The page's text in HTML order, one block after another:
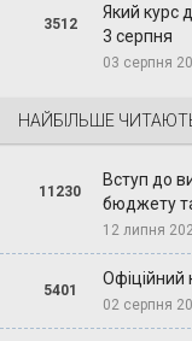
3512
Який курс
3 серпня
03 серпня
НАЙБІЛЬШЕ
11230
Вступ до
бюджету
12 липня
5401
Офіційний
02 серпня